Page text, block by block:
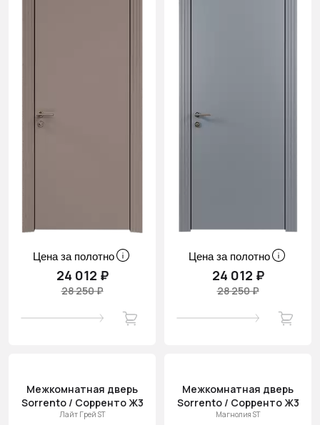
Цена за полотно
24 012 ₽
28 250 ₽
Цена за полотно
24 012 ₽
28 250 ₽
Межкомнатная дверь
Sorrento / Сорренто Ж3
Лайт Грей ST
Межкомнатная дверь
Sorrento / Сорренто Ж3
Магнолия ST